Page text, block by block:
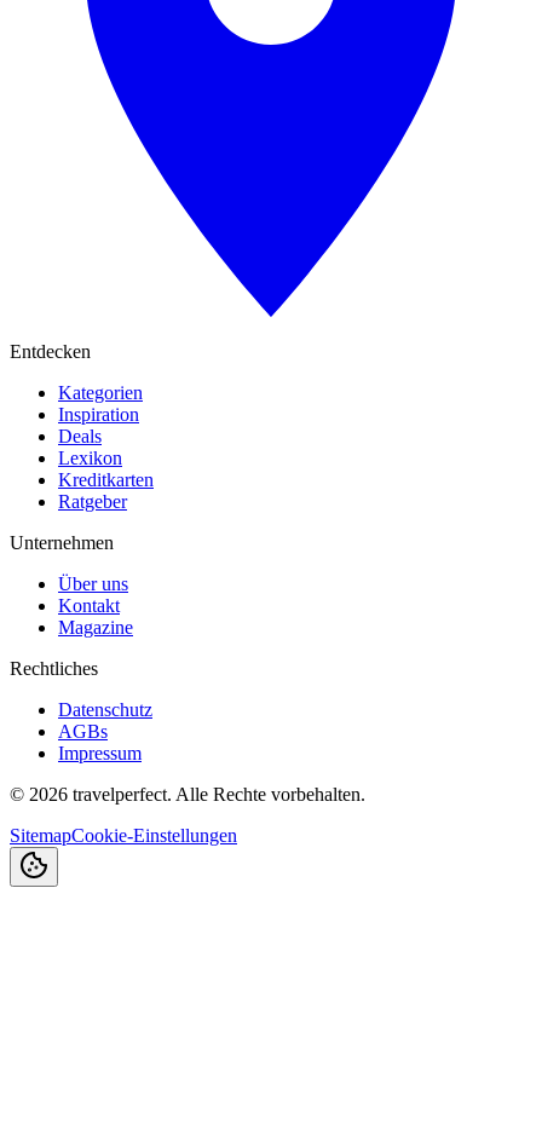
Entdecken
Kategorien
Inspiration
Deals
Lexikon
Kreditkarten
Ratgeber
Unternehmen
Über uns
Kontakt
Magazine
Rechtliches
Datenschutz
AGBs
Impressum
© 2026 travelperfect. Alle Rechte vorbehalten.
SitemapCookie-Einstellungen